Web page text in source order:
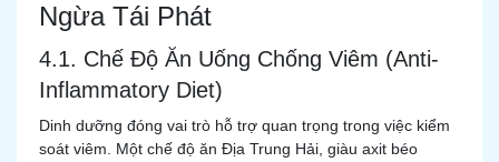
Ngừa Tái Phát
4.1. Chế Độ Ăn Uống Chống Viêm (Anti-
Inflammatory Diet)
Dinh dưỡng đóng vai trò hỗ trợ quan trọng trong việc kiểm
soát viêm. Một chế độ ăn Địa Trung Hải, giàu axit béo